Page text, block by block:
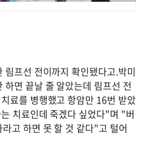
프선 전이까지 확인됐다고.박미
면 끝날 줄 알았는데 림프선 전
료를 병행했고 항암만 16번 받았
치료인데 죽겠다 싶었다"며 "버
고 하면 못 할 것 같다"고 털어